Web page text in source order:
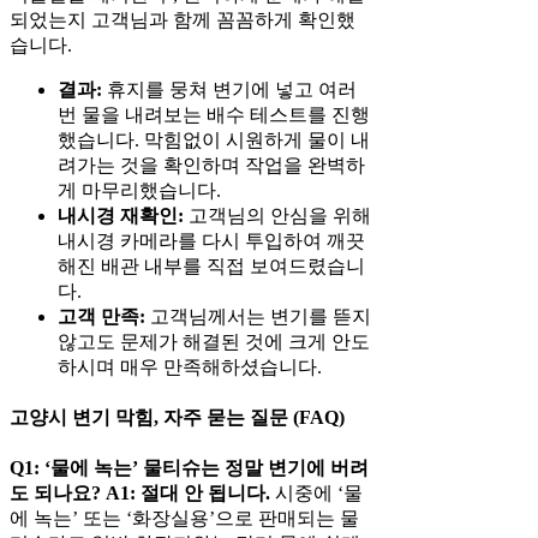
되었는지 고객님과 함께 꼼꼼하게 확인했
습니다.
결과: 휴지를 뭉쳐 변기에 넣고 여러
번 물을 내려보는 배수 테스트를 진행
했습니다. 막힘없이 시원하게 물이 내
려가는 것을 확인하며 작업을 완벽하
게 마무리했습니다.
내시경 재확인: 고객님의 안심을 위해
내시경 카메라를 다시 투입하여 깨끗
해진 배관 내부를 직접 보여드렸습니
다.
고객 만족: 고객님께서는 변기를 뜯지
않고도 문제가 해결된 것에 크게 안도
하시며 매우 만족해하셨습니다.
고양시 변기 막힘, 자주 묻는 질문 (FAQ)
Q1: ‘물에 녹는’ 물티슈는 정말 변기에 버려
도 되나요? A1: 절대 안 됩니다. 시중에 ‘물
에 녹는’ 또는 ‘화장실용’으로 판매되는 물